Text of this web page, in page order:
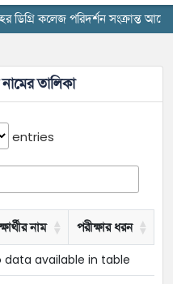
ডিগ্রি কলেজ পরিদর্শন সংক্রান্ত
নামের তালিকা
entries
নাম পরীক্ষার ধরন
data available in table